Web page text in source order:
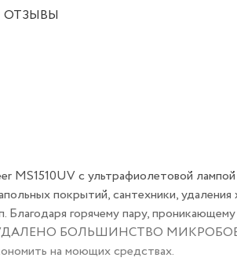
ОТЗЫВЫ
с ультрафиолетовой лампой
покрытий, сантехники, удаления
горячему пару, проникающему
УДАЛЕНО БОЛЬШИНСТВО
на моющих средствах.